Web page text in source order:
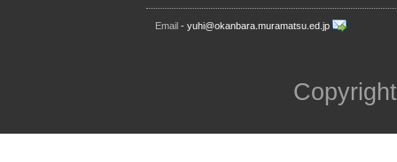
Email - yuhi@okanbara.muramatsu.ed.jp